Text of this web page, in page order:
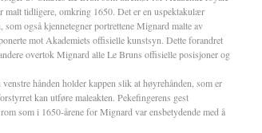
malt tidligere, omkring 1650. Det er en uspektakulær
også kjennetegner portrettene Mignard malte av
mot Akademiets offisielle kunstsyn. Dette forandret
overtok Mignard alle Le Bruns offisielle posisjoner og
hånden holder kappen slik at høyrehånden, som er
kan utføre maleakten. Pekefingerens gest
som i 1650-årene for Mignard var ensbetydende med å